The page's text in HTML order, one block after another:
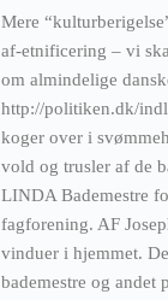
Mere
af-etnificering – vi
om almindelige
http://politiken.dk/
koger over i
vold og trusler af de
LINDA Bademestre
fagforening. AF
vinduer i hjemmet.
bademestre og andet